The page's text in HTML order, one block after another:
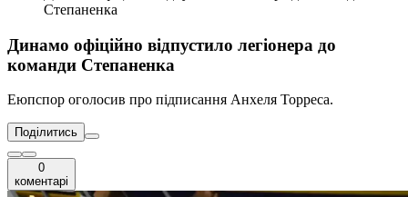
Степаненка
Динамо офіційно відпустило легіонера до
команди Степаненка
Еюпспор оголосив про підписання Анхеля Торреса.
Поділитись
0
коментарі